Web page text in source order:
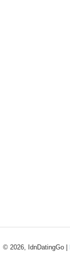
© 2026, IdnDatingGo |